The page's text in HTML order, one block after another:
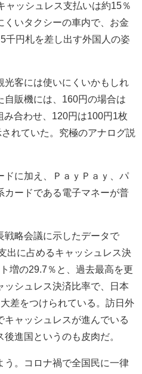
ャッシュレス支払いは約15％
くいタクシーの車内で、お金
千円札を差し出す外国人の姿
客には使いにくいかもしれ
自販機には、160円の場合は
合わせ、120円は100円1枚
れていた。究極のアナログ説
に加え、ＰａｙＰａｙ、パ
カードである電子マネーが普
略会議に示したデータで
出に占めるキャッシュレス決
増の29.7％と、過去最高を更
ッシュレス決済比率で、日本
差をつけられている。訪日外
キャッシュレスが進んでいる
進国というのも皮肉だ。
。コロナ禍で全国民に一律